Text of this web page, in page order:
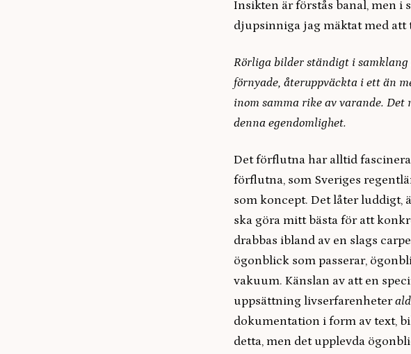
Insikten är förstås banal, men i
djupsinniga jag mäktat med att
Rörliga bilder ständigt i
förnyade, återuppväckta i ett än
inom samma rike av varande.
denna egendomlighet.
Det förflutna har alltid
förflutna, som Sveriges
som koncept. Det låter luddigt,
ska göra mitt bästa för att
drabbas ibland av en slags
ögonblick som passerar,
vakuum. Känslan av att en
uppsättning livserfarenheter
dokumentation i form av text,
detta, men det upplevda